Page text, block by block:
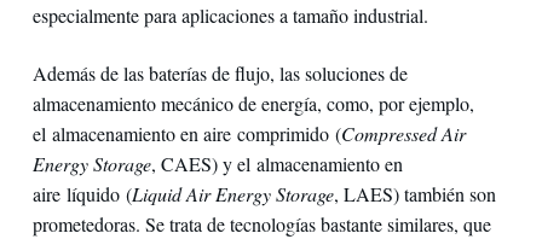
especialmente para aplicaciones a tamaño industrial.
Además de las baterías de flujo, las soluciones de
almacenamiento mecánico de energía, como, por ejemplo,
el almacenamiento en aire comprimido (Compressed Air
Energy Storage, CAES) y el almacenamiento en
aire líquido (Liquid Air Energy Storage, LAES) también son
prometedoras. Se trata de tecnologías bastante similares, que